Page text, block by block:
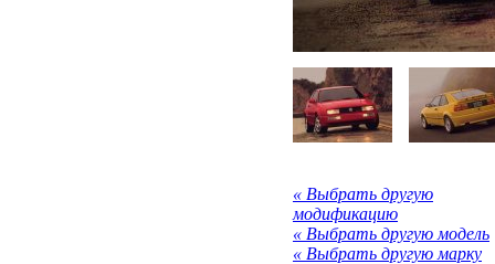
« Выбрать другую
модификацию
« Выбрать другую модель
« Выбрать другую марку